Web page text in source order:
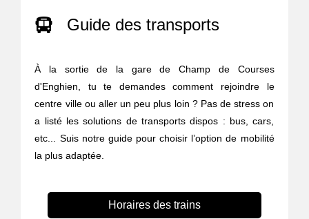
Guide des transports
À la sortie de la gare de Champ de Courses
d'Enghien, tu te demandes comment rejoindre le
centre ville ou aller un peu plus loin ? Pas de stress on
a listé les solutions de transports dispos : bus, cars,
etc... Suis notre guide pour choisir l’option de mobilité
la plus adaptée.
Horaires des trains